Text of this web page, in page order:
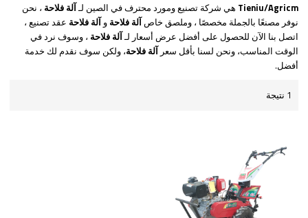
Tieniu/Agricm هي شركة تصنيع ومورد محترف في الصين لـآلة فلاحة ، نحن
نوفر مصنعًا بالجملة مخصصًا ، وملصق خاصآلة فلاحة وآلة فلاحة عقد تصنيع ،
اتصل بنا الآن للحصول على أفضل عرض أسعار لـآلة فلاحة ، وسوف نرد في
الوقت المناسب، ونحن لسنا بأقل سعرآلة فلاحة، ولكن سوف نقدم لك خدمة
أفضل.
1 نتيجة